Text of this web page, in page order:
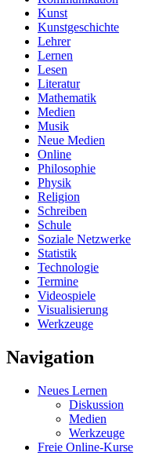
Kunst
Kunstgeschichte
Lehrer
Lernen
Lesen
Literatur
Mathematik
Medien
Musik
Neue Medien
Online
Philosophie
Physik
Religion
Schreiben
Schule
Soziale Netzwerke
Statistik
Technologie
Termine
Videospiele
Visualisierung
Werkzeuge
Navigation
Neues Lernen
Diskussion
Medien
Werkzeuge
Freie Online-Kurse